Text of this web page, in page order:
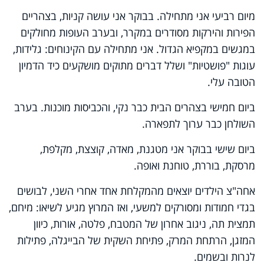
מיום רביעי אני מתחילה. בבוקר אני עושה קניות, בצהריים
הפירות והירקות מסודרים במקרר, ובערב העופות מחולקים
במגשים במקפיא הגדול. אני מתחילה עם הקינוחים: גלידות,
עוגות "פושטיות" ושלל דברים מתוקים מושקעים כיד הדמיון
הטובה עלי.
ביום חמישי בצהרים הבית כבר נקי, והכביסות מוכנות. בערב
השולחן כבר ערוך לתפארה.
ביום שישי בבוקר אני מטגנת, מאדה, קוצצת, מקלפת,
מרסקת, בוררת, טוחנת ואופה.
אחה"צ הילדים יוצאים מהמקלחת אחד אחרי השני, לבושים
בגדי חמודות ומסורקים למשעי, ואז המרוץ מגיע לשיאו: מיחם,
תמצית תה, ניגוב אחרון של המטבח, פלטה, אורות, כיוון
המזגן, הרתחת המרק, פתיחת השקית של הבייגלה, פתילות
לנרות ובשמים.